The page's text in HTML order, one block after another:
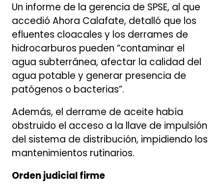
Un informe de la gerencia de SPSE, al que
accedió Ahora Calafate, detalló que los
efluentes cloacales y los derrames de
hidrocarburos pueden “contaminar el
agua subterránea, afectar la calidad del
agua potable y generar presencia de
patógenos o bacterias”.
Además, el derrame de aceite había
obstruido el acceso a la llave de impulsión
del sistema de distribución, impidiendo los
mantenimientos rutinarios.
Orden judicial firme